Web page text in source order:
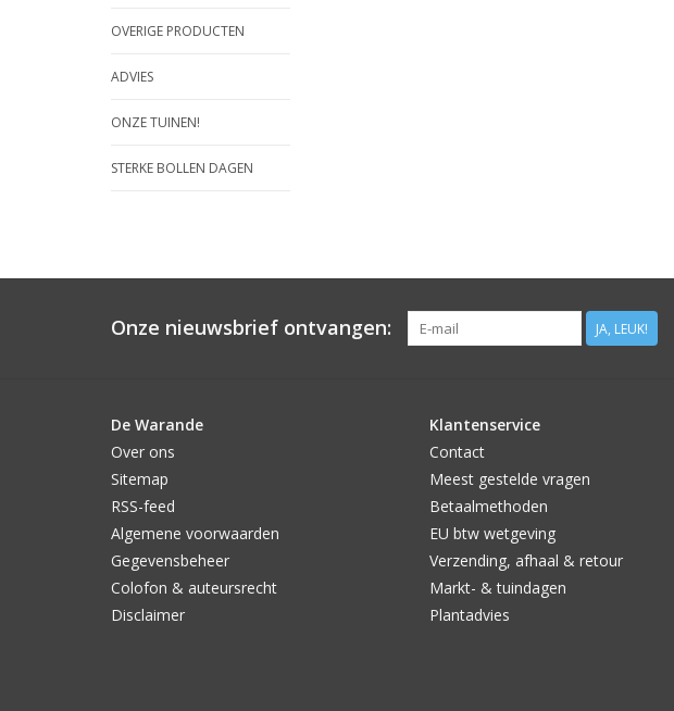
OVERIGE PRODUCTEN
ADVIES
ONZE TUINEN!
STERKE BOLLEN DAGEN
Onze nieuwsbrief ontvangen: JA, LEUK!
De Warande
Over ons
Sitemap
RSS-feed
Algemene voorwaarden
Gegevensbeheer
Colofon & auteursrecht
Disclaimer
Klantenservice
Contact
Meest gestelde vragen
Betaalmethoden
EU btw wetgeving
Verzending, afhaal & retour
Markt- & tuindagen
Plantadvies